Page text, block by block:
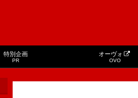
特別企画
PR
オーヴォ
OVO